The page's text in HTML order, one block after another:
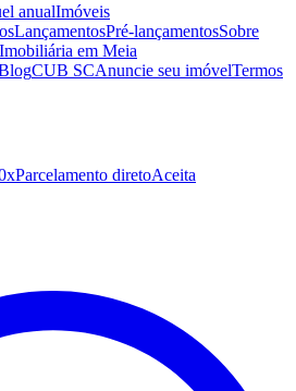
anualImóveis
LançamentosPré-lançamentosSobre
Imobiliária em Meia
CUB SCAnuncie seu imóvelTermos
Parcelamento diretoAceita